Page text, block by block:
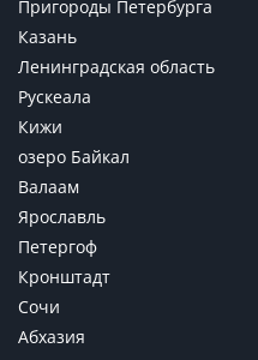
Пригороды Петербурга
Казань
Ленинградская область
Рускеала
Кижи
озеро Байкал
Валаам
Ярославль
Петергоф
Кронштадт
Сочи
Абхазия